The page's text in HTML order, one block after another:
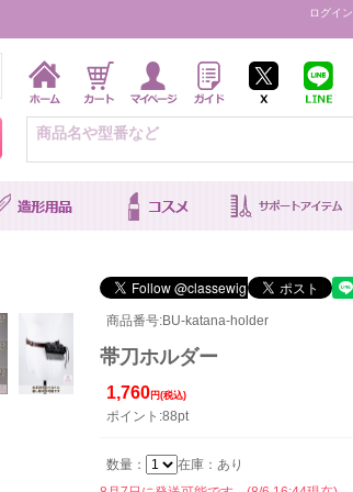
ログイン
キャラ別おすすめ商品を見る
商品番号:BU-katana-holder
帯刀ホルダー
1,760 円(税込)
ポイント:88pt
数量：
在庫：あり